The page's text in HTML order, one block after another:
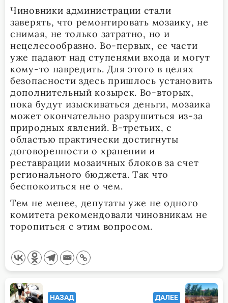
Чиновники администрации стали
заверять, что ремонтировать мозаику, не
снимая, не только затратно, но и
нецелесообразно. Во-первых, ее части
уже падают над ступенями входа и могут
кому-то навредить. Для этого в целях
безопасности здесь пришлось установить
дополнительный козырек. Во-вторых,
пока будут изыскиваться деньги, мозаика
может окончательно разрушиться из-за
природных явлений. В-третьих, с
областью практически достигнуты
договоренности о хранении и
реставрации мозаичных блоков за счет
регионального бюджета. Так что
беспокоиться не о чем.
Тем не менее, депутаты уже не одного
комитета рекомендовали чиновникам не
торопиться с этим вопросом.
<span
НАЗАД ДАЛЕЕ